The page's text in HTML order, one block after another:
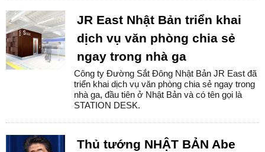
JR East Nhật Bản triển khai
dịch vụ văn phòng chia sẻ
ngay trong nhà ga
Công ty Đường Sắt Đông Nhật Bản JR East đã
triển khai dịch vụ văn phòng chia sẻ ngay trong
nhà ga, đầu tiên ở Nhật Bản và có tên gọi là
STATION DESK.
Thủ tướng NHẬT BẢN Abe